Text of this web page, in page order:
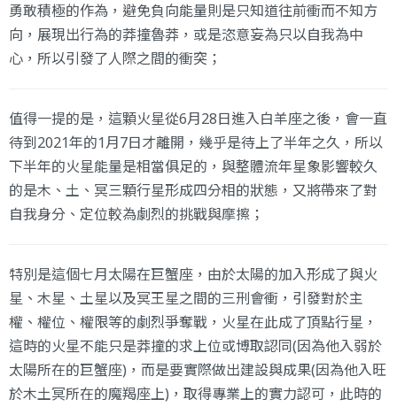
勇敢積極的作為，避免負向能量則是只知道往前衝而不知方
向，展現出行為的莽撞魯莽，或是恣意妄為只以自我為中
心，所以引發了人際之間的衝突；
值得一提的是，這顆火星從6月28日進入白羊座之後，會一直
待到2021年的1月7日才離開，幾乎是待上了半年之久，所以
下半年的火星能量是相當俱足的，與整體流年星象影響較久
的是木、土、冥三顆行星形成四分相的狀態，又將帶來了對
自我身分、定位較為劇烈的挑戰與摩擦；
特別是這個七月太陽在巨蟹座，由於太陽的加入形成了與火
星、木星、土星以及冥王星之間的三刑會衝，引發對於主
權、權位、權限等的劇烈爭奪戰，火星在此成了頂點行星，
這時的火星不能只是莽撞的求上位或博取認同(因為他入弱於
太陽所在的巨蟹座)，而是要實際做出建設與成果(因為他入旺
於木土冥所在的魔羯座上)，取得專業上的實力認可，此時的